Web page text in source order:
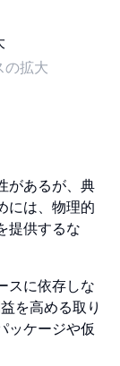
の拡大
があるが、典
には、物理的
提供するな
スに依存しな
を高める取り
ッケージや仮